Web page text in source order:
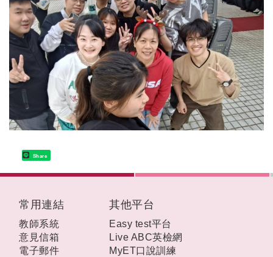
Share
常用連結
教師系統
意見信箱
電子郵件
其他平台
Easy test平台
Live ABC英檢網
MyET口說訓練